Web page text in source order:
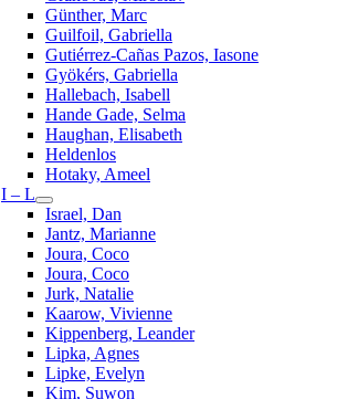
Günther, Marc
Guilfoil, Gabriella
Gutiérrez-Cañas Pazos, Iasone
Gyökérs, Gabriella
Hallebach, Isabell
Hande Gade, Selma
Haughan, Elisabeth
Heldenlos
Hotaky, Ameel
I – L
Israel, Dan
Jantz, Marianne
Joura, Coco
Joura, Coco
Jurk, Natalie
Kaarow, Vivienne
Kippenberg, Leander
Lipka, Agnes
Lipke, Evelyn
Kim, Suwon